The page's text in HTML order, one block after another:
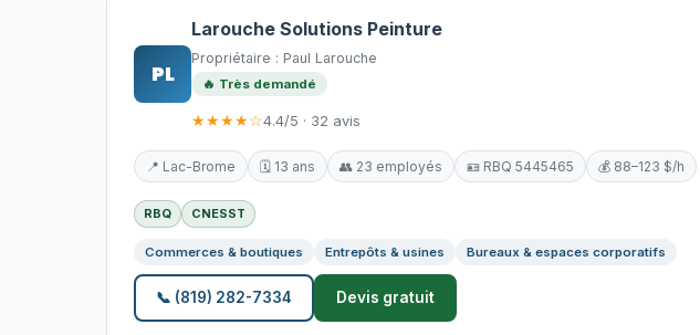
PL
Larouche Solutions Peinture
Propriétaire : Paul Larouche
🔥 Très demandé
★★★★☆4.4/5 · 32 avis
📍 Lac-Brome 🗓️ 13 ans 👥 23 employés 🪪 RBQ 5445465 💰 88–123 $/h
RBQ CNESST
Commerces & boutiques Entrepôts & usines Bureaux & espaces corporatifs
📞 (819) 282-7334 Devis gratuit